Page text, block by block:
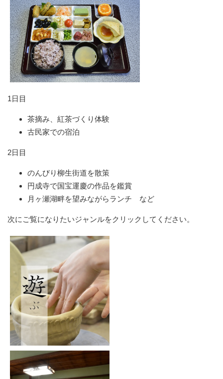
1日目
茶摘み、紅茶づくり体験
古民家での宿泊
2日目
のんびり柳生街道を散策
円成寺で国宝運慶の作品を鑑賞
月ヶ瀬湖畔を望みながらランチ など
次にご覧になりたいジャンルをクリックしてください。